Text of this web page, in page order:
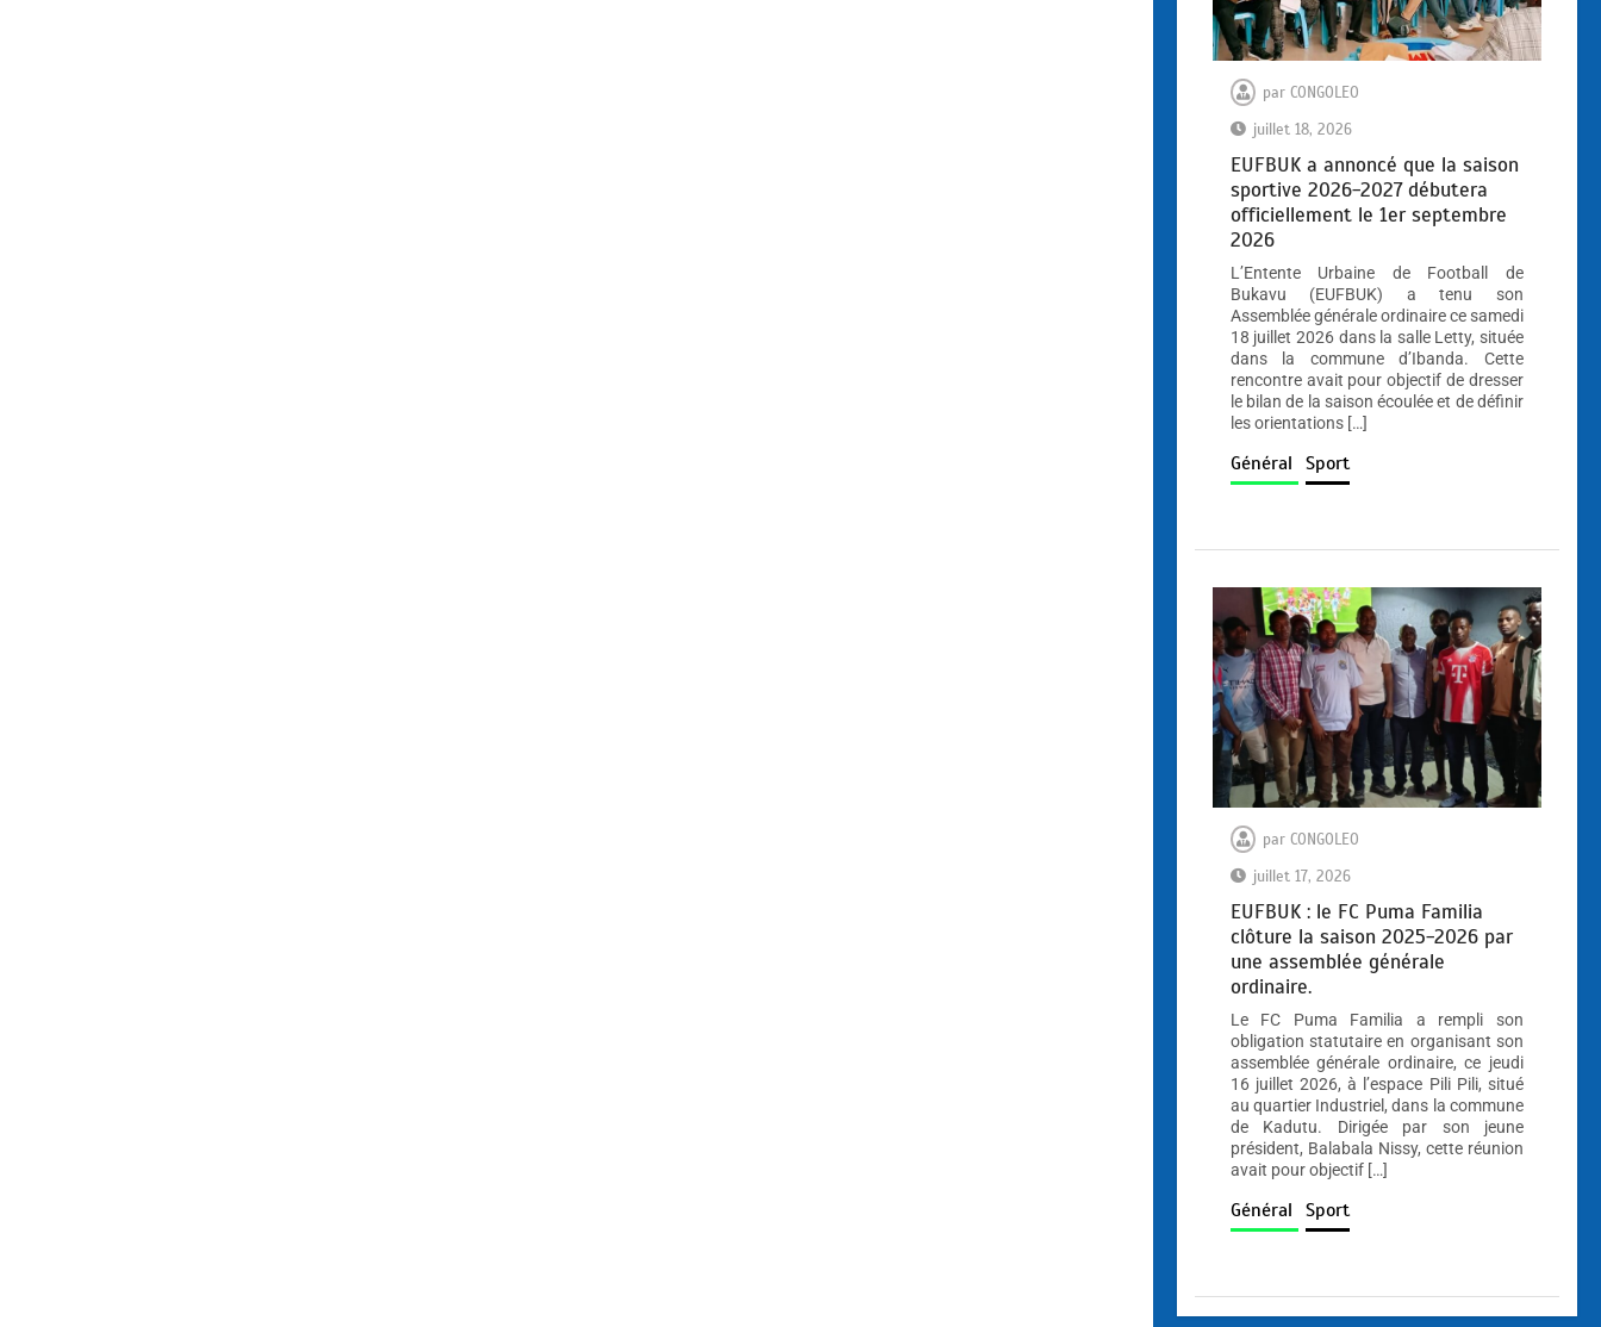
par CONGOLEO
juillet 18, 2026
EUFBUK a annoncé que la saison
sportive 2026-2027 débutera
officiellement le 1er septembre
2026
L’Entente Urbaine de Football de
Bukavu (EUFBUK) a tenu son
Assemblée générale ordinaire ce samedi
18 juillet 2026 dans la salle Letty, située
dans la commune d’Ibanda. Cette
rencontre avait pour objectif de dresser
le bilan de la saison écoulée et de définir
les orientations […]
Général Sport
par CONGOLEO
juillet 17, 2026
EUFBUK : le FC Puma Familia
clôture la saison 2025-2026 par
une assemblée générale
ordinaire.
Le FC Puma Familia a rempli son
obligation statutaire en organisant son
assemblée générale ordinaire, ce jeudi
16 juillet 2026, à l’espace Pili Pili, situé
au quartier Industriel, dans la commune
de Kadutu. Dirigée par son jeune
président, Balabala Nissy, cette réunion
avait pour objectif […]
Général Sport